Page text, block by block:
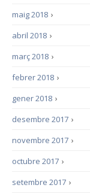
›
maig 2018
›
abril 2018
›
març 2018
›
febrer 2018
›
gener 2018
›
desembre 2017
›
novembre 2017
›
octubre 2017
›
setembre 2017